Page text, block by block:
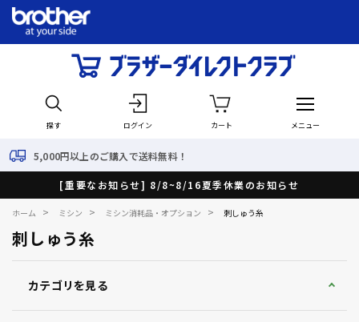
探す ログイン カート メニュー
無料！
[重要なお知らせ] 8/8~8/16夏季休業のお知らせ
ホーム > ミシン > ミシン消耗品・オプション > 刺しゅう糸
刺しゅう糸
カテゴリを見る